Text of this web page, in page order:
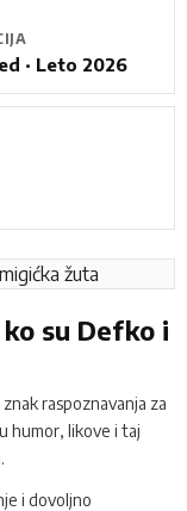
· Leto 2026
su Defko i
raspoznavanja za
humor, likove i taj
i dovoljno